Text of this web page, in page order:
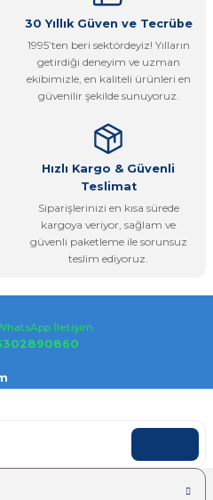
veya görüntülenemiyor.
bulunuyor.
pahalı.
olmalı.
Gönder
30 Yıllık Güven ve Tecrübe
1995’ten beri sektördeyiz! Yılların
getirdiği deneyim ve uzman
ekibimizle, en kaliteli ürünleri en
güvenilir şekilde sunuyoruz.
Hızlı Kargo & Güvenli
Teslimat
Siparişlerinizi en kısa sürede
kargoya veriyor, sağlam ve
güvenli paketleme ile sorunsuz
teslim ediyoruz.
İletişim